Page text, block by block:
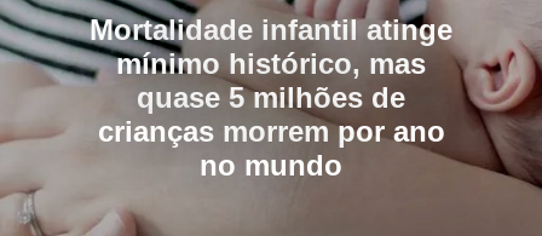
Mortalidade infantil atinge
mínimo histórico, mas
quase 5 milhões de
crianças morrem por ano
no mundo